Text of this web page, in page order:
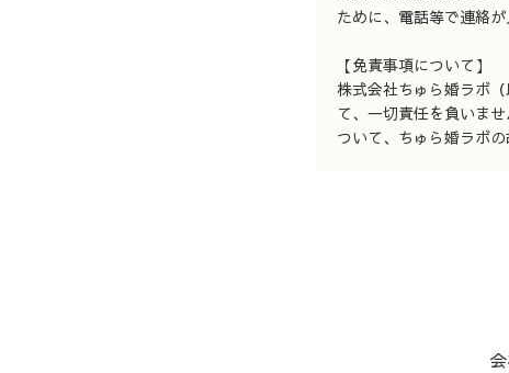
ために、電話等で連絡が
【免責事項について】
株式会社ちゅら婚ラボ
て、一切責任を負いま
ついて、ちゅら婚ラボ